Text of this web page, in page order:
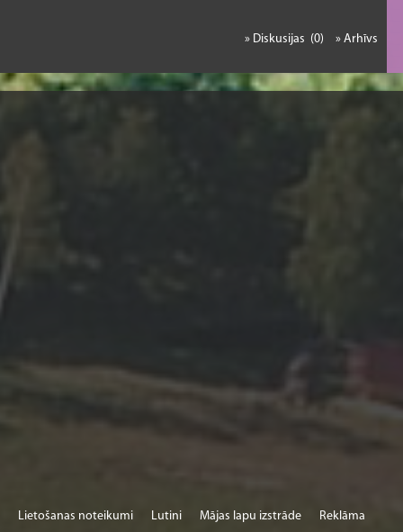
» Arhīvs
» Diskusijas (0)
Lietošanas noteikumi Lutini Mājas lapu izstrāde Reklāma